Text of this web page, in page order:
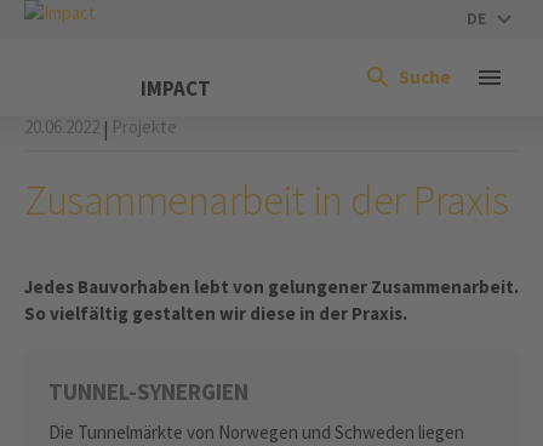
DE
IMPACT Suche
20.06.2022 | Projekte
Zusammenarbeit in der Praxis
Jedes Bauvorhaben lebt von gelungener Zusammenarbeit.
So vielfältig gestalten wir diese in der Praxis.
TUNNEL-SYNERGIEN
Die Tunnelmärkte von Norwegen und Schweden liegen